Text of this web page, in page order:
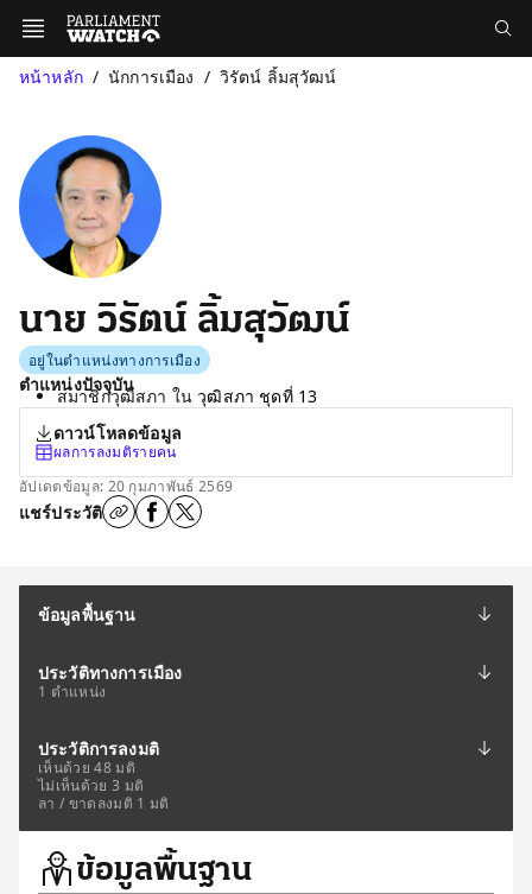
หน้าหลัก นักการเมือง วิรัตน์ ลิ้มสุวัฒน์
นาย วิรัตน์ ลิ้มสุวัฒน์
อยู่ในตำแหน่งทางการเมือง
ตำแหน่งปัจจุบัน
สมาชิกวุฒิสภา ในวุฒิสภา ชุดที่ 13
ดาวน์โหลดข้อมูล
ผลการลงมติรายคน
อัปเดตข้อมูล: 20 กุมภาพันธ์ 2569
แชร์ประวัติ
ข้อมูลพื้นฐาน
ประวัติทางการเมือง
1 ตำแหน่ง
ประวัติการลงมติ
เห็นด้วย 48 มติ
ไม่เห็นด้วย 3 มติ
ลา / ขาดลงมติ 1 มติ
ข้อมูลพื้นฐาน